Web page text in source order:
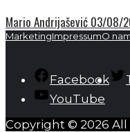
Mario Andrijašević 03/08/
MarketingImpressumO
Facebook
YouTube
Copyright © 2026